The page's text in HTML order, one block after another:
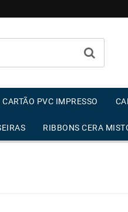
CARTÃO PVC IMPRESSO
RIBBONS CERA